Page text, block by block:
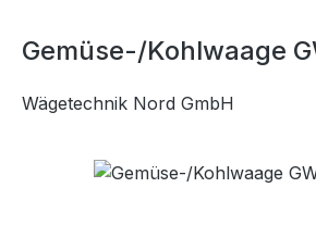
Gemüse-/Kohlwaage
Wägetechnik Nord GmbH
Bildergalerie überspringen